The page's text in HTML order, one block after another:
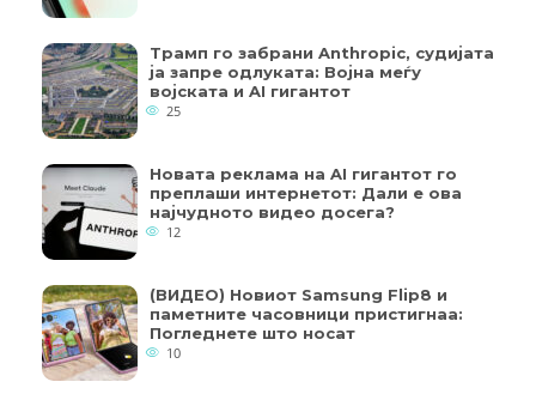
Трамп го забрани Anthropic, судијата
ја запре одлуката: Војна меѓу
војската и AI гигантот
25
Новата реклама на AI гигантот го
преплаши интернетот: Дали е ова
најчудното видео досега?
12
(ВИДЕО) Новиот Samsung Flip8 и
паметните часовници пристигнаа:
Погледнете што носат
10